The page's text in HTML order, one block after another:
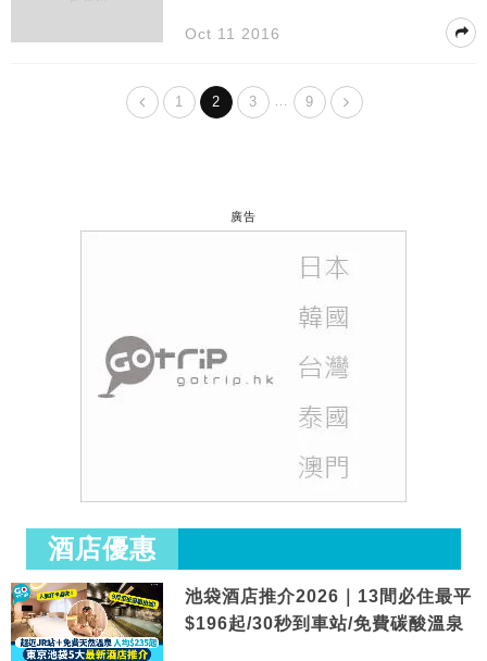
Oct 11 2016
1 2 3 … 9
廣告
酒店優惠
池袋酒店推介2026｜13間必住最平
$196起/30秒到車站/免費碳酸溫泉